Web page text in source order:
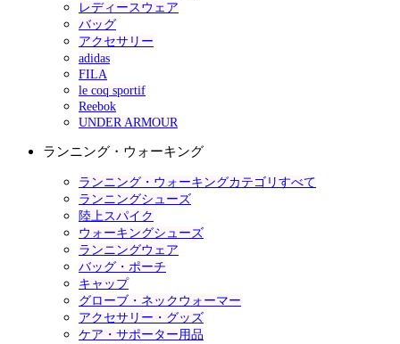
レディースウェア
バッグ
アクセサリー
adidas
FILA
le coq sportif
Reebok
UNDER ARMOUR
ランニング・ウォーキング
ランニング・ウォーキングカテゴリすべて
ランニングシューズ
陸上スパイク
ウォーキングシューズ
ランニングウェア
バッグ・ポーチ
キャップ
グローブ・ネックウォーマー
アクセサリー・グッズ
ケア・サポーター用品